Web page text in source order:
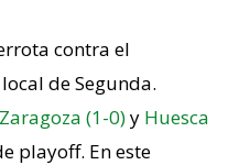
contra el
de Segunda.
(1-0)y Huesca
playoff. En este